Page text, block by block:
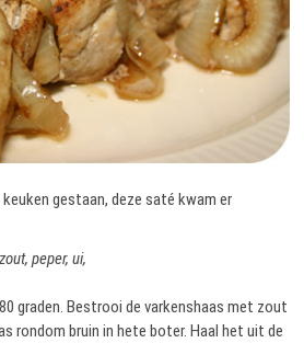
gestaan, deze saté kwam er
peper, ui,
graden. Bestrooi de varkenshaas met zout
rondom bruin in hete boter. Haal het uit de